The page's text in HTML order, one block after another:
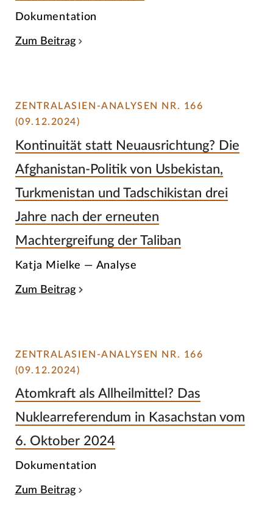
Dokumentation
Zum Beitrag
ZENTRALASIEN-ANALYSEN NR. 166
(09.12.2024)
Kontinuität statt Neuausrichtung? Die
Afghanistan-Politik von Usbekistan,
Turkmenistan und Tadschikistan drei
Jahre nach der erneuten
Machtergreifung der Taliban
Katja Mielke — Analyse
Zum Beitrag
ZENTRALASIEN-ANALYSEN NR. 166
(09.12.2024)
Atomkraft als Allheilmittel? Das
Nuklearreferendum in Kasachstan vom
6. Oktober 2024
Dokumentation
Zum Beitrag